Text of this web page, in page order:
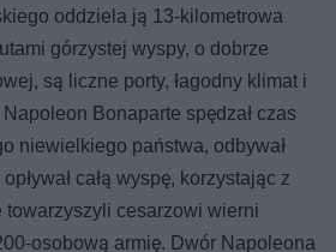
oddziela ją 13-kilometrowa
górzystej wyspy, o dobrze
są liczne porty, łagodny klimat i
Bonaparte spędzał czas
niewielkiego państwa, odbywał
całą wyspę, korzystając z
towarzyszyli cesarzowi wierni
osobową armię. Dwór Napoleona